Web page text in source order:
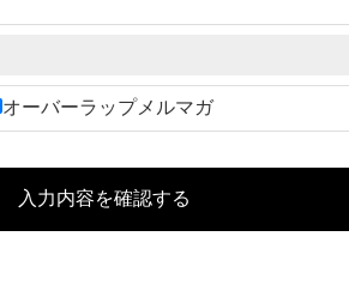
オーバーラップメルマガ
入力内容を確認する